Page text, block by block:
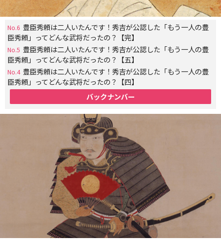
No.6 豊臣秀頼は二人いたんです！秀吉が公認した「もう一人の豊
臣秀頼」ってどんな武将だったの？【完】
No.5 豊臣秀頼は二人いたんです！秀吉が公認した「もう一人の豊
臣秀頼」ってどんな武将だったの？【五】
No.4 豊臣秀頼は二人いたんです！秀吉が公認した「もう一人の豊
臣秀頼」ってどんな武将だったの？【四】
バックナンバー